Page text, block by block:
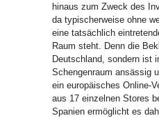
hinaus zum Zweck des
da typischerweise ohne
eine tatsächlich
Raum steht. Denn die
Deutschland, sondern ist
Schengenraum ansässig
ein europäisches Online-
aus 17 einzelnen Stores
Spanien ermöglicht es